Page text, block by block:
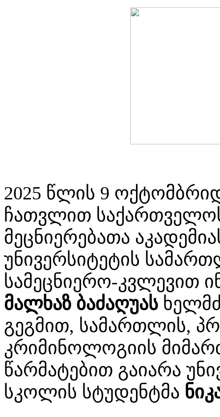
2025 წლის 9
ჩათვლით
მეცნიერებათა
უნივერსიტეტის
სამეცნიერო-კვლევით
მალხაზ ბაძაღუას
გეგმით, სამართლის,
კრიმინოლოგიის
წარმატებით გაიარა
სკოლის სტუდენტმა